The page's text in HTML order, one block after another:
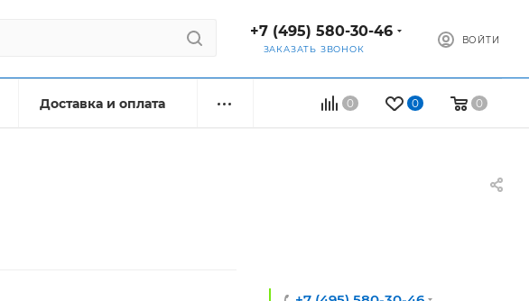
+7 (495) 580-30-46
ЗАКАЗАТЬ ЗВОНОК
ВОЙТИ
0 0 0
Доставка и оплата